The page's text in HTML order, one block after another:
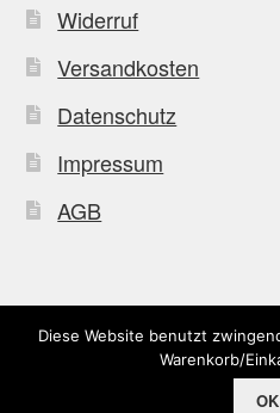
Widerruf
Versandkosten
Datenschutz
Impressum
AGB
© Uffkleba 2026
Diese Website benutzt
Warenkorb/
OK